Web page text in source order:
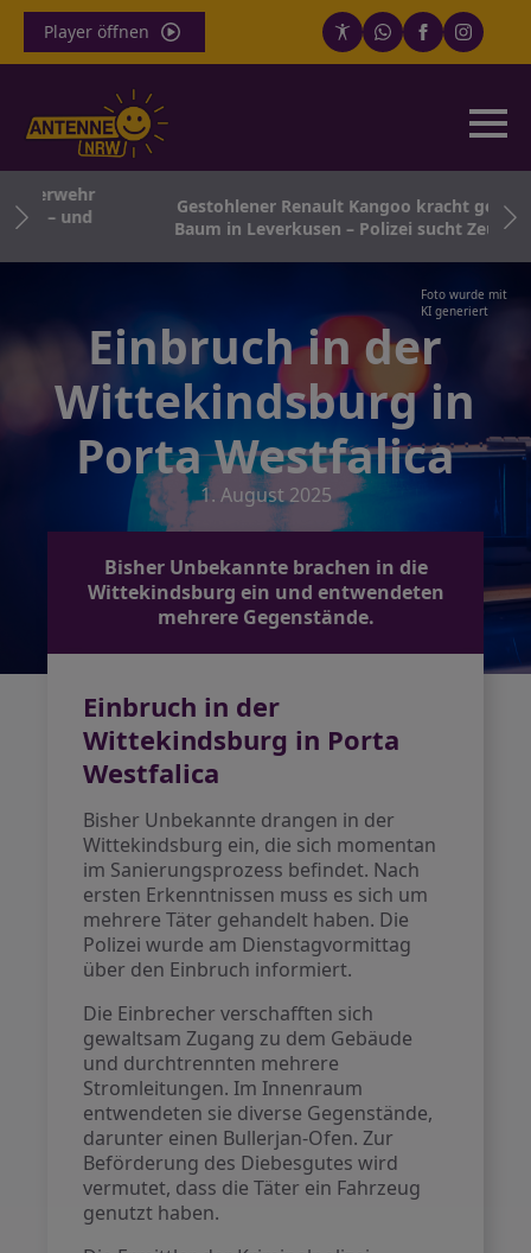
Player öffnen
– und
Gestohlener Renault Kangoo kracht gegen
Baum in Leverkusen – Polizei sucht Zeugen
Foto wurde mit
KI generiert
Einbruch in der
Wittekindsburg in
Porta Westfalica
1. August 2025
Bisher Unbekannte brachen in die
Wittekindsburg ein und entwendeten
mehrere Gegenstände.
Einbruch in der
Wittekindsburg in Porta
Westfalica
Bisher Unbekannte drangen in der
Wittekindsburg ein, die sich momentan
im Sanierungsprozess befindet. Nach
ersten Erkenntnissen muss es sich um
mehrere Täter gehandelt haben. Die
Polizei wurde am Dienstagvormittag
über den Einbruch informiert.
Die Einbrecher verschafften sich
gewaltsam Zugang zu dem Gebäude
und durchtrennten mehrere
Stromleitungen. Im Innenraum
entwendeten sie diverse Gegenstände,
darunter einen Bullerjan-Ofen. Zur
Beförderung des Diebesgutes wird
vermutet, dass die Täter ein Fahrzeug
genutzt haben.